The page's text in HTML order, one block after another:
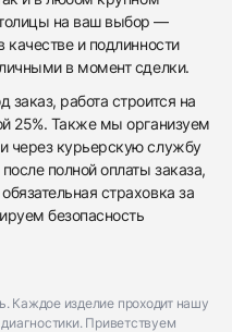
на ваш выбор —
качестве и подлинности
в момент сделки.
работа строится на
25%. Также мы организуем
через курьерскую службу
полной оплаты заказа,
страховка за
безопасность
Каждое изделие проходит нашу
Приветствуем